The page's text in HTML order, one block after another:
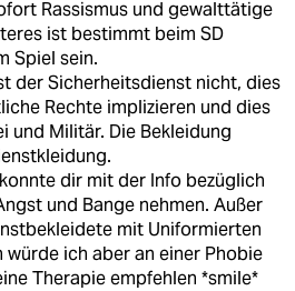
Rassismus und gewalttätige
ist bestimmt beim SD
Spiel sein.
der Sicherheitsdienst nicht, dies
Rechte implizieren und dies
und Militär. Die Bekleidung
dir mit der Info bezüglich
und Bange nehmen. Außer
mit Uniformierten
würde ich aber an einer Phobie
Therapie empfehlen *smile*